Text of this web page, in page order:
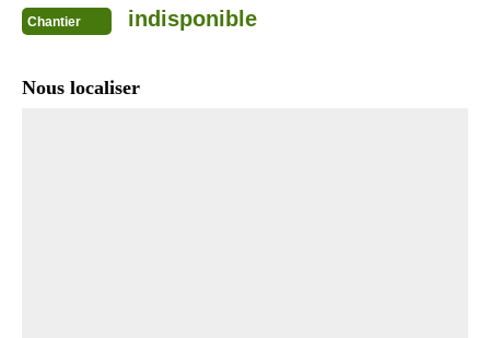
Chantier indisponible
Nous localiser